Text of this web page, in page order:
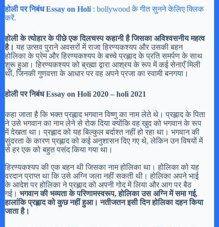
होली पर निबंध Essay on Holi : bollywood के गीत सुनने केलिए क्लिक
करें.
होली के त्योहार के पीछे एक दिलचस्प कहानी है जिसका अविश्वसनीय महत्व
है। यह उत्सव पुराने अवसरों में राजा हिरण्यकश्यप और उसकी बहन
होलिका के प्रेम और हिरण्यकश्यप के बच्चे प्रह्लाद के प्रति समर्पण के साथ
शुरू हुआ। हिरण्यकश्यप को ब्रह्मा द्वारा आश्रय के रूप में कई सेनाएँ मिली
थीं, जिनकी गुणवत्ता के आधार पर वह अपने प्रजा का स्वामी बनगया।
होली पर निबंध Essay on Holi 2020 – holi 2021
कहा जाता है कि भक्त प्रह्लाद भगवान विष्णु का नाम लेते थे। प्रह्लाद के पिता
ने उसे भगवान का नाम लेने से रोक दिया क्योंकि वह खुद को भगवान के रूप
में देखता था। प्रह्लाद को यह बिल्कुल बर्दाश्त नहीं हो रहा था। भगवान की
सुंदरता के कारण प्रह्लाद को कई अनुशासन दिए गए थे, लेकिन उन विषयों में
से हर एक को बहुत पसंद किया गया था।
हिरण्यकश्यप की एक बहन थी जिसका नाम होलिका था। होलिका को यह
वरदान प्राप्त था कि उसे अग्नि जला नहीं सकती थी। होलिका अपने भाई
के आदेश पर होलिका ने प्रह्लाद को अपनी गोद में लिया और आग पर बैठ
गई। भगवान की भव्यता के परिणामस्वरूप, होलिका उस अग्नि में समा गई,
हालांकि प्रह्लाद को कुछ नहीं हुआ। नतीजतन इसी दिन होलिका दहन किया
जाता है।